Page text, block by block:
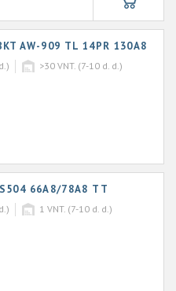
AW-909 TL 14PR 130A8
>30 VNT. (7-10 d. d.)
66A8/78A8 TT
1 VNT. (7-10 d. d.)